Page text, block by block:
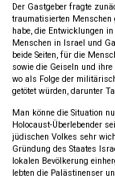
Der Gastgeber fragte
traumatisierten Menschen
habe, die Entwicklungen
Menschen in Israel und
beide Seiten, für die
sowie die Geiseln und
wo als Folge der
getötet würden, darunter
Man könne die Situation
Holocaust-Überlebender
jüdischen Volkes sehr
Gründung des Staates
lokalen Bevölkerung
lebten die Palästinenser